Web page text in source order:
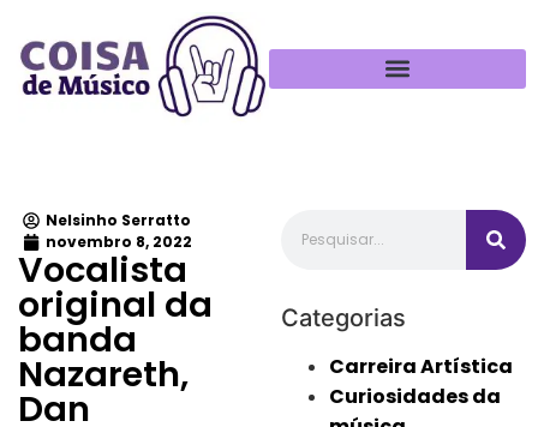
Nelsinho Serratto
novembro 8, 2022
Vocalista
original da
banda
Nazareth,
Dan
Categorias
Carreira Artística
Curiosidades da